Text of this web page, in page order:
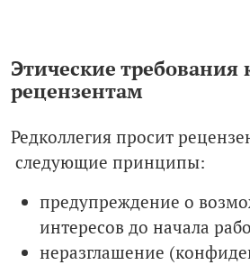
Этические требования
рецензентам
Редколлегия просит
следующие принципы:
предупреждение о
интересов до начала
неразглашение